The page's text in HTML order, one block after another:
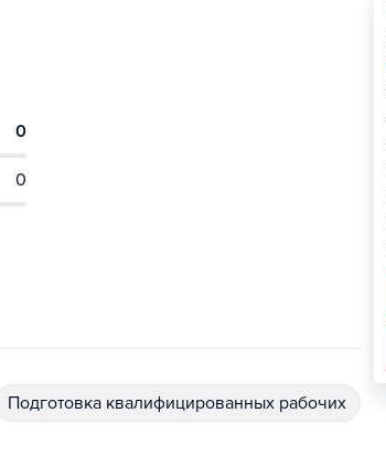
0
0
подготовка квалифицированных рабочих